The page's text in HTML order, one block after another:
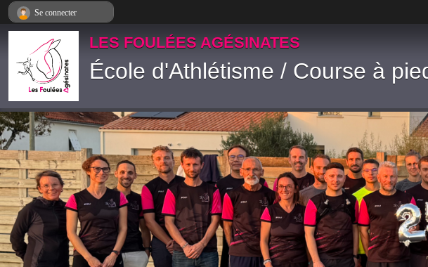
LES FOULÉES AGÉSINATES
École d'Athlétisme / Course à
Se connecter
Panneau de gestion des cookies